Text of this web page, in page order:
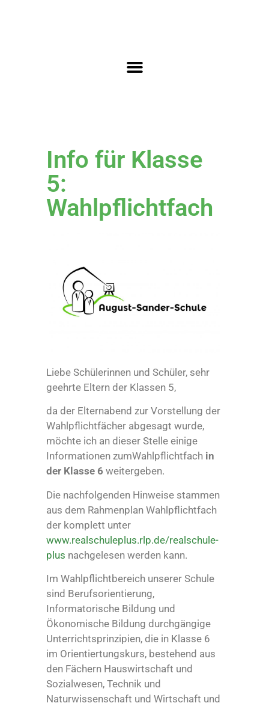
Info für Klasse
5:
Wahlpflichtfach
Liebe Schülerinnen und Schüler, sehr
geehrte Eltern der Klassen 5,
da der Elternabend zur Vorstellung der
Wahlpflichtfächer abgesagt wurde,
möchte ich an dieser Stelle einige
Informationen zumWahlpflichtfach in
der Klasse 6 weitergeben.
Die nachfolgenden Hinweise stammen
aus dem Rahmenplan Wahlpflichtfach
der komplett unter
www.realschuleplus.rlp.de/realschule-
plus nachgelesen werden kann.
Im Wahlpflichtbereich unserer Schule
sind Berufsorientierung,
Informatorische Bildung und
Ökonomische Bildung durchgängige
Unterrichtsprinzipien, die in Klasse 6
im Orientiertungskurs, bestehend aus
den Fächern Hauswirtschaft und
Sozialwesen, Technik und
Naturwissenschaft und Wirtschaft und